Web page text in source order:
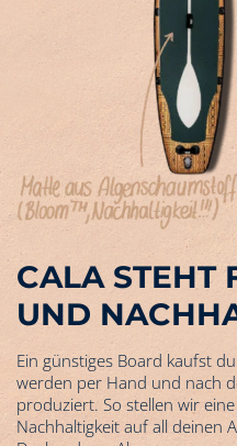
CALA STEHT
UND
Ein günstiges Board kaufst
werden per Hand und nach
produziert. So stellen wir
Nachhaltigkeit auf all deinen